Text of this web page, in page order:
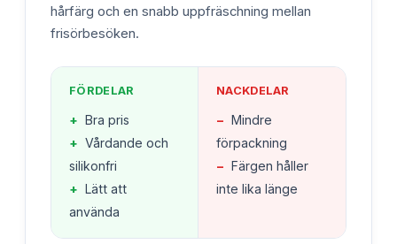
hårfärg och en snabb uppfräschning mellan
frisörbesöken.
FÖRDELAR
+ Bra pris
+ Vårdande och
silikonfri
+ Lätt att
använda
NACKDELAR
− Mindre
förpackning
− Färgen håller
inte lika länge